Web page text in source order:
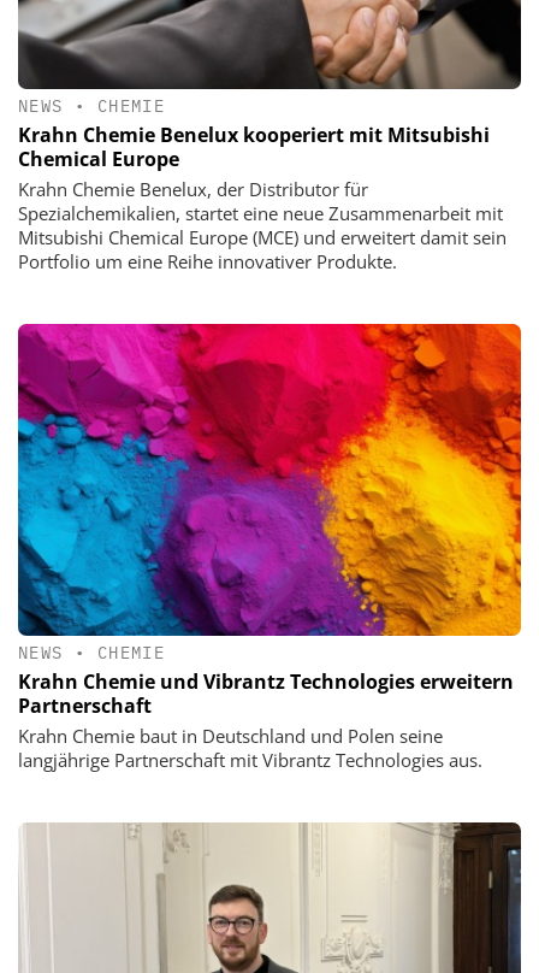
NEWS • CHEMIE
Krahn Chemie Benelux kooperiert mit Mitsubishi
Chemical Europe
Krahn Chemie Benelux, der Distributor für
Spezialchemikalien, startet eine neue Zusammenarbeit mit
Mitsubishi Chemical Europe (MCE) und erweitert damit sein
Portfolio um eine Reihe innovativer Produkte.
NEWS • CHEMIE
Krahn Chemie und Vibrantz Technologies erweitern
Partnerschaft
Krahn Chemie baut in Deutschland und Polen seine
langjährige Partnerschaft mit Vibrantz Technologies aus.